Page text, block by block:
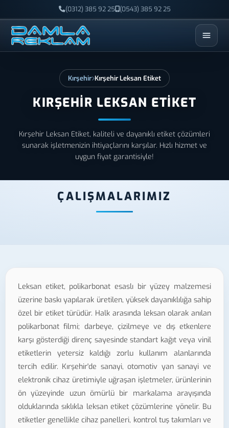
(0312) 385 92 25 (0543) 385 92 25
ESC
Kırşehir Kırşehir Leksan Etiket
KIRŞEHIR LEKSAN ETIKET
Kırşehir Leksan Etiket, kaliteli ve dayanıklı etiket çözümleri
sunarak işletmenizin ihtiyaçlarını karşılar. Hızlı hizmet ve
uygun fiyat garantisiyle!
ÇALIŞMALARIMIZ
Leksan etiket, polikarbonat esaslı bir yüzey malzemesi
üzerine baskı yapılarak üretilen, yüksek dayanıklılığa sahip
özel bir etiket türüdür. Halk arasında leksan olarak anılan
polikarbonat filmi; darbeye, çizilmeye ve dış etkenlere
karşı gösterdiği direnç sayesinde standart kağıt veya vinil
etiketlerin yetersiz kaldığı zorlu kullanım alanlarında
tercih edilir. Kırşehir'de sanayi, otomotiv yan sanayi ve
elektronik cihaz üretimiyle uğraşan işletmeler, ürünlerinin
ön yüzeyinde uzun ömürlü bir markalama arayışında
olduklarında sıklıkla leksan etiket çözümlerine yönelir. Bu
etiketler genellikle cihaz panelleri, kontrol tuş takımları ve